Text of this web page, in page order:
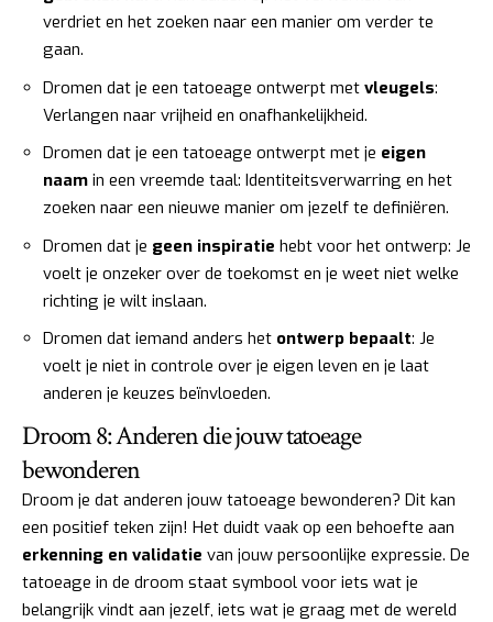
verdriet en het zoeken naar een manier om verder te
gaan.
Dromen dat je een tatoeage ontwerpt met vleugels:
Verlangen naar vrijheid en onafhankelijkheid.
Dromen dat je een tatoeage ontwerpt met je eigen
naam in een vreemde taal: Identiteitsverwarring en het
zoeken naar een nieuwe manier om jezelf te definiëren.
Dromen dat je geen inspiratie hebt voor het ontwerp: Je
voelt je onzeker over de toekomst en je weet niet welke
richting je wilt inslaan.
Dromen dat iemand anders het ontwerp bepaalt: Je
voelt je niet in controle over je eigen leven en je laat
anderen je keuzes beïnvloeden.
Droom 8: Anderen die jouw tatoeage
bewonderen
Droom je dat anderen jouw tatoeage bewonderen? Dit kan
een positief teken zijn! Het duidt vaak op een behoefte aan
erkenning en validatie van jouw persoonlijke expressie. De
tatoeage in de droom staat symbool voor iets wat je
belangrijk vindt aan jezelf, iets wat je graag met de wereld